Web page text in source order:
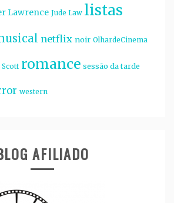
Lawrence Jude Law listas
netflix noir OlhardeCinema
Scott romance sessão da tarde
western
AFILIADO